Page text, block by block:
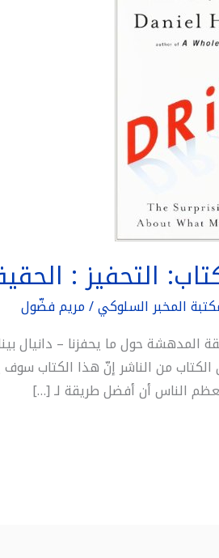
التحفيز :
المخبر السلوكي/مريم فضّول
عن الكتاب من الناشر إنّ هذا
الناس أن أفضل طريقة لـ […]